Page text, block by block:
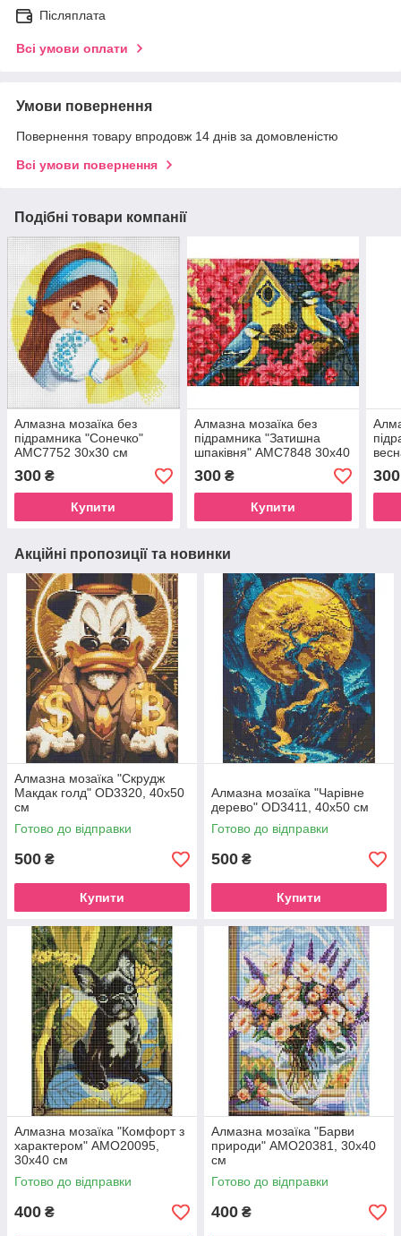
Післяплата
Всі умови оплати
Умови повернення
Повернення товару впродовж 14 днів за домовленістю
Всі умови повернення
Подібні товари компанії
Алмазна мозаїка без
підрамника "Сонечко"
AMC7752 30х30 см
300 ₴
Купити
Алмазна мозаїка без
підрамника "Затишна
шпаківня" AMC7848 30х40
см
300₴
Купити
300
Акційні пропозиції та новинки
Алмазна мозаїка "Скрудж
Макдак голд" OD3320, 40х50
см
Готово до відправки
500 ₴
Купити
Алмазна мозаїка "Чарівне
дерево" OD3411, 40х50 см
Готово до відправки
500 ₴
Купити
Алмазна мозаїка "Комфорт з
характером" AMO20095,
30х40 см
Готово до відправки
400 ₴
Алмазна мозаїка "Барви
природи" AMO20381, 30х40
см
Готово до відправки
400 ₴